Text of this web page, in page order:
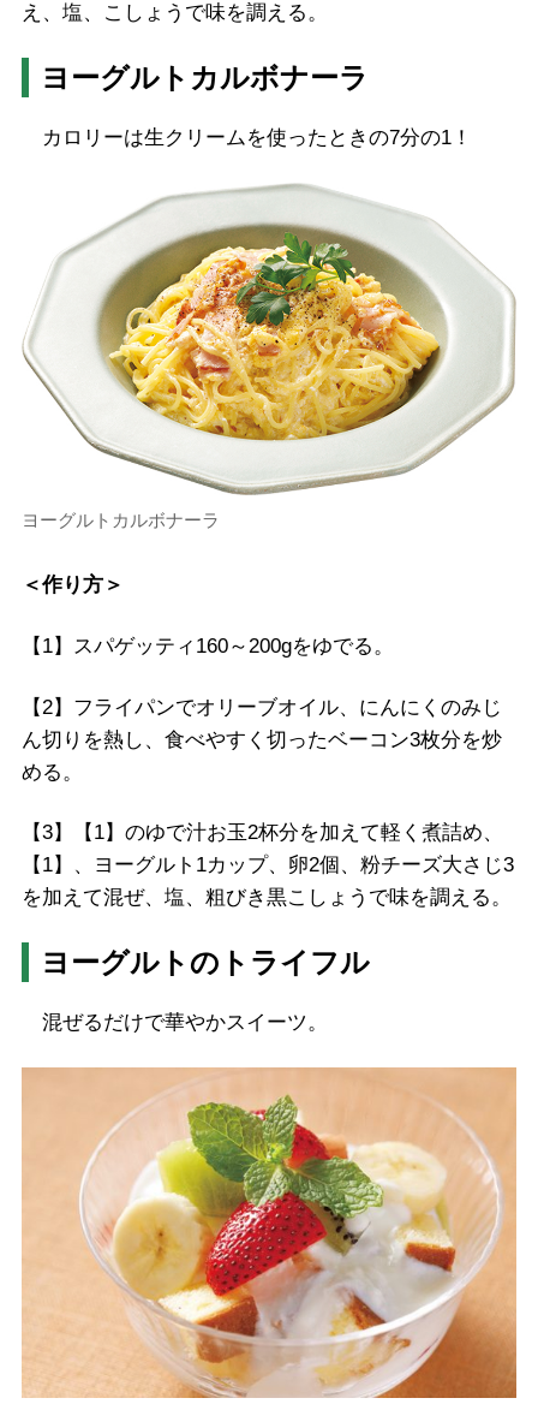
え、塩、こしょうで味を調える。
ヨーグルトカルボナーラ
カロリーは生クリームを使ったときの7分の1！
ヨーグルトカルボナーラ
＜作り方＞
【1】スパゲッティ160～200gをゆでる。
【2】フライパンでオリーブオイル、にんにくのみじ
ん切りを熱し、食べやすく切ったベーコン3枚分を炒
める。
【3】【1】のゆで汁お玉2杯分を加えて軽く煮詰め、
【1】、ヨーグルト1カップ、卵2個、粉チーズ大さじ3
を加えて混ぜ、塩、粗びき黒こしょうで味を調える。
ヨーグルトのトライフル
混ぜるだけで華やかスイーツ。